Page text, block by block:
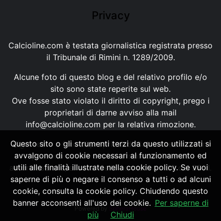
Privacy
Calcioline.com è testata giornalistica registrata presso
il Tribunale di Rimini n. 1289/2009.
Alcune foto di questo blog e del relativo profilo e/o
sito sono state reperite sul web.
Ove fosse stato violato il diritto di copyright, prego i
proprietari di darne avviso alla mail
info@calcioline.com per la relativa rimozione.
Ogni testo e foto di proprietà di Calcioline.com non
possono essere copiati o riprodotti, senza
autorizzazione, ai sensi della normativa n.29 del 2001.
Powered by SpheraHouse
Questo sito o gli strumenti terzi da questo utilizzati si
avvalgono di cookie necessari al funzionamento ed
utili alle finalità illustrate nella cookie policy. Se vuoi
saperne di più o negare il consenso a tutti o ad alcuni
cookie, consulta la cookie policy. Chiudendo questo
banner acconsenti all'uso dei cookie. Per saperne di
più
Chiudi